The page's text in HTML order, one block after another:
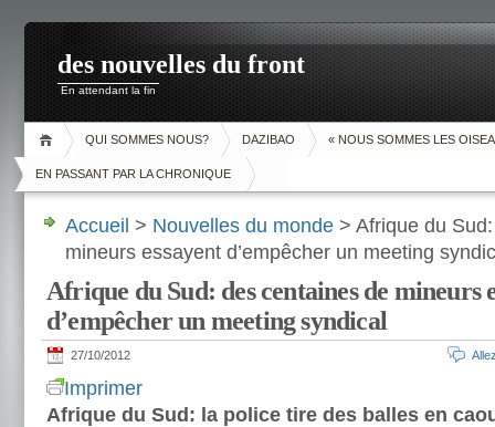
des nouvelles du front
En attendant la fin
QUI SOMMES NOUS? DAZIBAO « NOUS SOMMES LES
EN PASSANT PAR LA CHRONIQUE
Accueil > Nouvelles du monde > Afrique du
mineurs essayent d’empêcher un meeting
Afrique du Sud: des centaines de mineurs
d’empêcher un meeting syndical
27/10/2012
Imprimer
Afrique du Sud: la police tire des balles en